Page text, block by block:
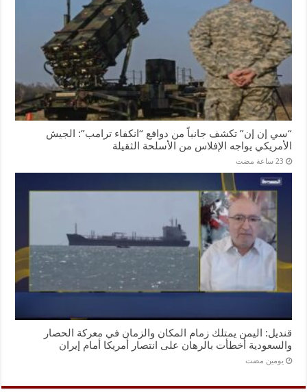
“سي إن إن” تكشف جانباً من دوافع “انكفاء ترامب”: الجيش
الأمريكي يواجه الإفلاس من الأسلحة الثقيلة
قنديل: اليمن يمتلك زمام المكان والزمان في معركة الحصار
والسعودية أخطأت بالرهان على انتصار أمريكا أمام إيران
‏يومين مضت